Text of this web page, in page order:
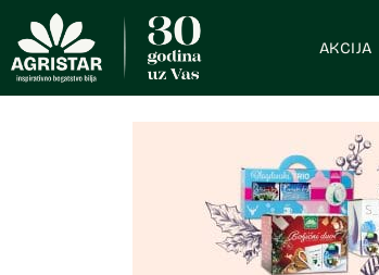
AKCIJA